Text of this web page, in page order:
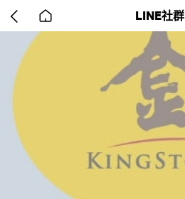
back
to
LINE社群